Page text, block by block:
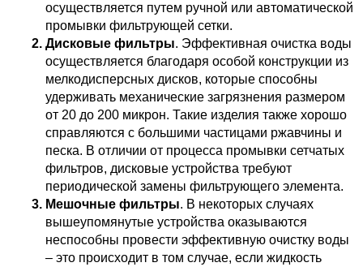
осуществляется путем ручной или автоматической
промывки фильтрующей сетки.
Дисковые фильтры. Эффективная очистка воды
осуществляется благодаря особой конструкции из
мелкодисперсных дисков, которые способны
удерживать механические загрязнения размером
от 20 до 200 микрон. Такие изделия также хорошо
справляются с большими частицами ржавчины и
песка. В отличии от процесса промывки сетчатых
фильтров, дисковые устройства требуют
периодической замены фильтрующего элемента.
Мешочные фильтры. В некоторых случаях
вышеупомянутые устройства оказываются
неспособны провести эффективную очистку воды
– это происходит в том случае, если жидкость